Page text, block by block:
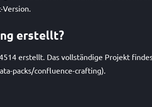
erstellt?
erstellt. Das vollständige Projekt
packs/confluence-crafting).